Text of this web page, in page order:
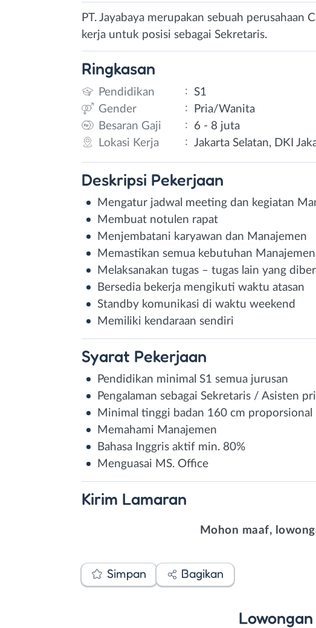
PT. Jayabaya merupakan sebuah perusahaan
kerja untuk posisi sebagai Sekretaris.
Ringkasan
Pendidikan : S1
Gender
:
Pria/Wanita
Besaran Gaji
:
6 - 8 juta
Lokasi Kerja
: Jakarta Selatan, DKI
Deskripsi Pekerjaan
Mengatur jadwal meeting dan kegiatan
Membuat notulen rapat
Menjembatani karyawan dan Manajemen
Memastikan semua kebutuhan
Melaksanakan tugas – tugas lain yang
Bersedia bekerja mengikuti waktu atasan
Standby komunikasi di waktu weekend
Memiliki kendaraan sendiri
Syarat Pekerjaan
Pendidikan minimal S1 semua jurusan
Pengalaman sebagai Sekretaris / Asisten
Minimal tinggi badan 160 cm proporsional
Memahami Manajemen
Bahasa Inggris aktif min. 80%
Menguasai MS. Office
Kirim Lamaran
Mohon maaf,
Simpan Bagikan
Lowongan